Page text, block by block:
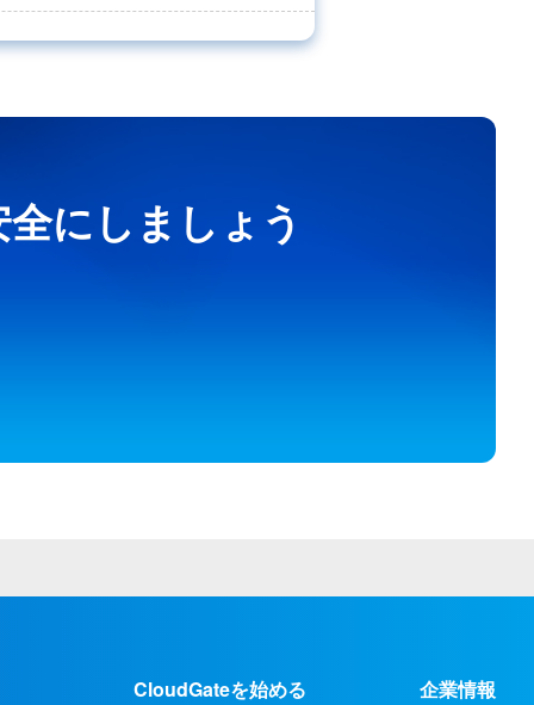
にしましょう
CloudGateを始める
企業情報